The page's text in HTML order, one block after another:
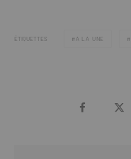
ÉTIQUETTES A LA UNE